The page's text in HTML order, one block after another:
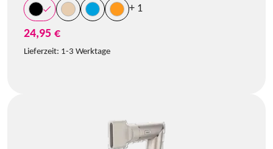
+ 1
24,95 €
Lieferzeit: 1-3 Werktage